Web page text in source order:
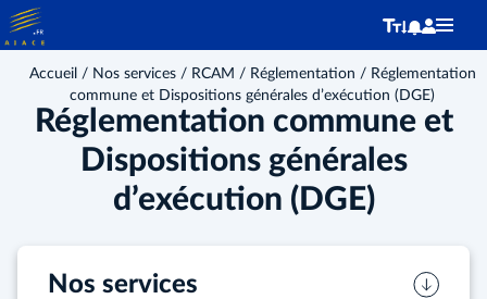
Accueil / Nos services/ RCAM / Réglementation / Réglementation
commune et Dispositions générales d’exécution (DGE)
Réglementation commune et
Dispositions générales
d’exécution (DGE)
Nos services